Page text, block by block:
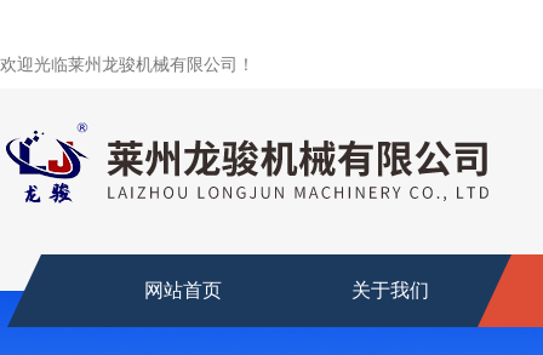
欢迎光临莱州龙骏机械有限公司！
网站首页 关于我们